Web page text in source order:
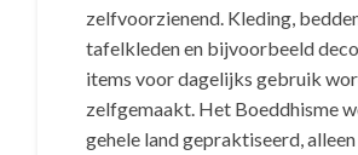
zelfvoorzienend. Kleding,
tafelkleden en bijvoorbeeld
items voor dagelijks gebruik
zelfgemaakt. Het Boeddhisme
gehele land gepraktiseerd,